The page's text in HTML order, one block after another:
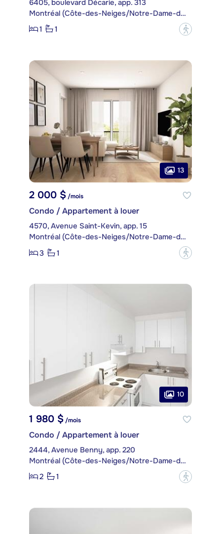
6405, boulevard Décarie, app. 313
Montréal (Côte-des-Neiges/Notre-Dame-de-Grâce)
1
1 ?
13
2 000 $/mois
Condo / Appartement à louer
4570, Avenue Saint-Kevin, app. 15
Montréal (Côte-des-Neiges/Notre-Dame-de-Grâce)
3
1 ?
10
1 980 $ /mois
Condo / Appartement à louer
2444, Avenue Benny, app. 220
Montréal (Côte-des-Neiges/Notre-Dame-de-Grâce)
2
1 ?